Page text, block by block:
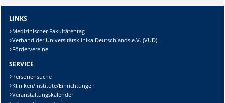
LINKS
Medizinischer Fakultätentag
Verband der Universitätsklinika Deutschlands e.V. (VUD)
Fördervereine
SERVICE
Personensuche
Kliniken/Institute/Einrichtungen
Veranstaltungskalender